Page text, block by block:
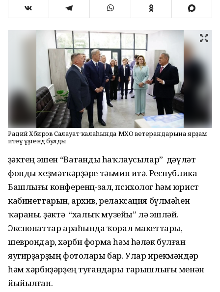
Радий Хәбиров Салауат ҡалаһында МХО ветерандарына ярҙам
итеү үҙәгендә булды
Үҙәктең эшен “Ватанды һаҡлаусылар” дәүләт
фонды хеҙмәткәрҙәре тәьмин итә. Республика
Башлығы конференц-зал, психолог һәм юрист
кабинеттарын, архив, релаксация бүлмәһен
ҡараны. Үҙәктә “халыҡ музейы” лә эшләй.
Экспонаттар араһында ҡорал макеттары,
шеврондар, хәрби форма һәм һәләк булған
яугирҙарҙың фотолары бар. Улар ирекмәндәр
һәм хәрбиҙәрҙең туғандары тарышлығы менән
йыйылған.